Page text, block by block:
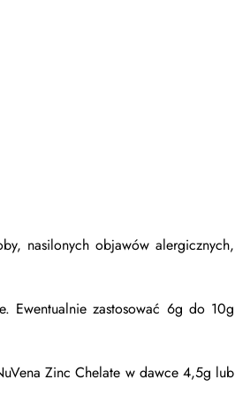
nasilonych objawów alergicznych,
Ewentualnie zastosować 6g do 10g
Zinc Chelate w dawce 4,5g lub